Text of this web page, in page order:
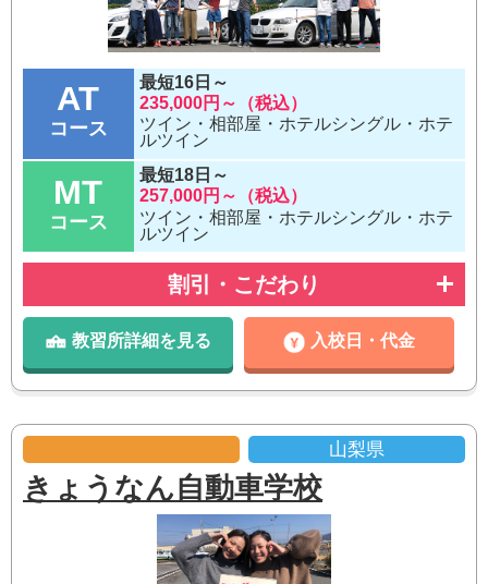
AT
コース
最短16日～
235,000円～（税込）
ツイン・相部屋・ホテルシングル・ホテ
ルツイン
MT
コース
最短18日～
257,000円～（税込）
ツイン・相部屋・ホテルシングル・ホテ
ルツイン
割引・こだわり
教習所詳細を見る 入校日・代金
山梨県
きょうなん自動車学校